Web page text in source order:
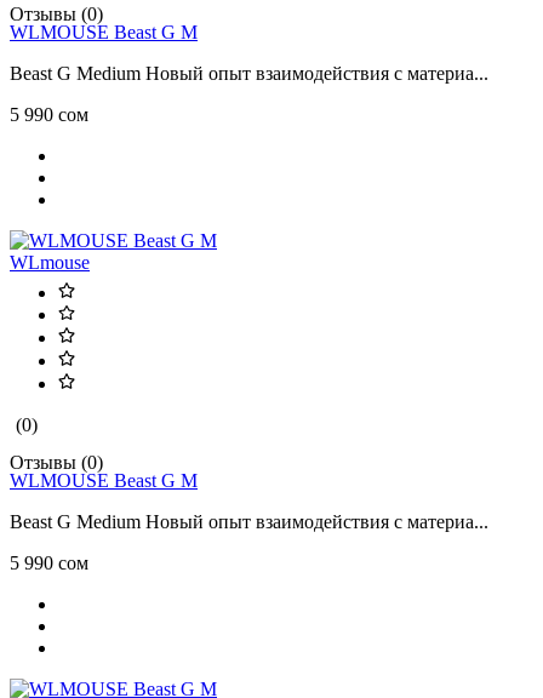
Отзывы (0)
WLMOUSE Beast G M
Beast G Medium Новый опыт взаимодействия с материа...
5 990 сом
WLmouse
(0)
Отзывы (0)
WLMOUSE Beast G M
Beast G Medium Новый опыт взаимодействия с материа...
5 990 сом